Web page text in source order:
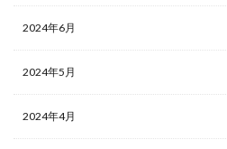
2024年6月
2024年5月
2024年4月